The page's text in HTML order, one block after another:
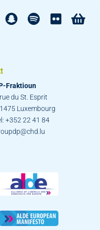
Fraktioun
du St. Esprit
Luxembourg
+352 22 41 84